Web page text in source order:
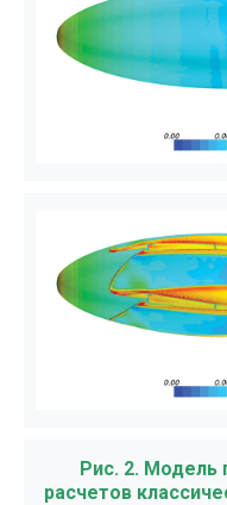
Рис. 2. Модель
расчетов